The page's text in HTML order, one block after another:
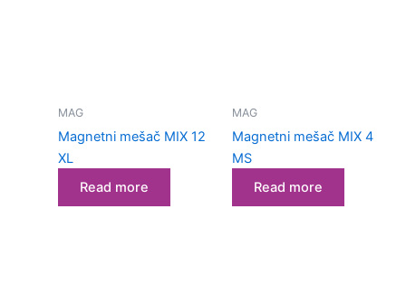
MAG
Magnetni mešač MIX 12
XL
Read more
MAG
Magnetni mešač MIX 4
MS
Read more